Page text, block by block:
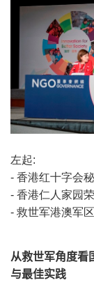
左起:
- 香港红十字会
- 香港仁人家园
- 救世军港澳军
从救世军角度看
与最佳实践